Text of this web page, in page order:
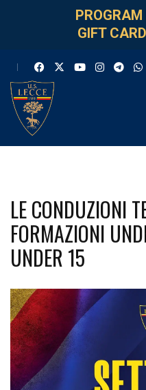
PROGRAM
GIFT
LE CONDUZIONI
FORMAZIONI
UNDER 15